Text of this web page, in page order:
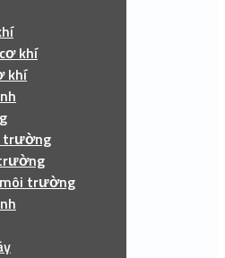
khí
khí
trường
trường